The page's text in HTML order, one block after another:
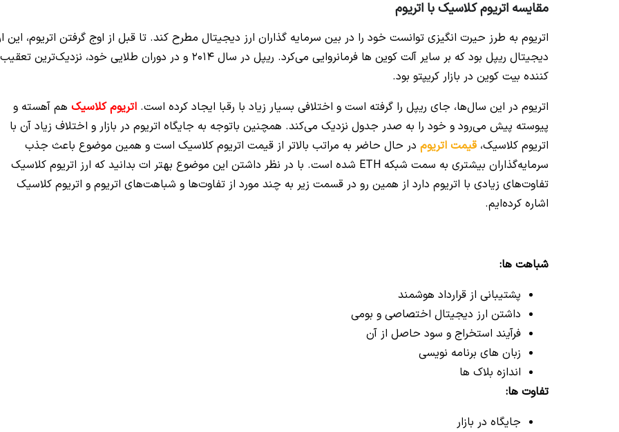
مقایسه اتریوم کلاسیک با اتریوم
اتریوم به طرز حیرت انگیزی توانست خود را در بین سرمایه گذاران ارز دیجیتال مطرح کند. تا قبل از اوج گرفتن اتریوم، این
دیجیتال ریپل بود که بر سایر آلت کوین ها فرمانروایی می‌کرد. ریپل در سال 2014 و در دوران طلایی خود، نزدیک‌ترین تعقیب
کننده بیت کوین در بازار کریپتو بود.
اتریوم در این سال‌ها، جای ریپل را گرفته است و اختلافی بسیار زیاد با رقبا ایجاد کرده است. اتریوم کلاسیک هم آهسته و
پیوسته پیش می‌رود و خود را به صدر جدول نزدیک می‌کند. همچنین باتوجه به جایگاه اتریوم در بازار و اختلاف زیاد آن با
اتریوم کلاسیک، قیمت اتریوم در حال حاضر به مراتب بالاتر از قیمت اتریوم کلاسیک است و همین موضوع باعث جذب
سرمایه‌گذاران بیشتری به سمت شبکه ETH شده است. با در نظر داشتن این موضوع بهتر ات بدانید که ارز اتریوم کلاسیک
تفاوت‌های زیادی با اتریوم دارد از همین رو در قسمت زیر به چند مورد از تفاوت‌ها و شباهت‌های اتریوم و اتریوم کلاسیک
اشاره کرده‌ایم.
شباهت ها:
پشتیبانی از قرارداد هوشمند
داشتن ارز دیجیتال اختصاصی و بومی
فرآیند استخراج و سود حاصل از آن
زبان های برنامه نویسی
اندازه بلاک ها
تفاوت ها:
جایگاه در بازار